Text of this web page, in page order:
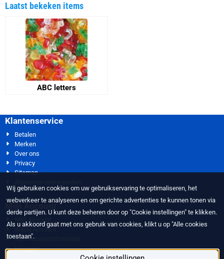
Laatst bekeken items
ABC letters
Klantenservice
Betalen
Merken
Over ons
Privacy
Sitemap
Mijn Account
Wijzig Account
Mijn Accountinformatie
Inloggen
Wij gebruiken cookies om uw gebruikservaring te optimaliseren, het
webverkeer te analyseren en om gerichte advertenties te kunnen tonen via
derde partijen. U kunt deze beheren door op "Cookie instellingen" te klikken.
Als u akkoord gaat met ons gebruik van cookies, klikt u op "Alle cookies
toestaan".